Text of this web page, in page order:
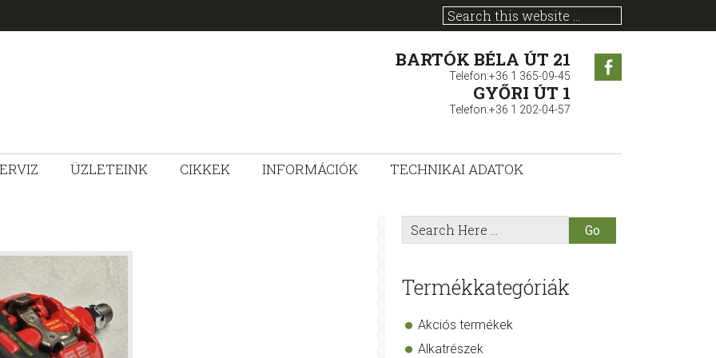
BARTÓK BÉLA ÚT 21
Telefon:+36 1 365-09-45
GYŐRI ÚT 1
Telefon:+36 1 202-04-57
ÜZLETEINK CIKKEK INFORMÁCIÓK TECHNIKAI ADATOK
sidebar
Store
Sidebar
Search
Here
Termékkategóriák
Akciós termékek
Alkatrészek